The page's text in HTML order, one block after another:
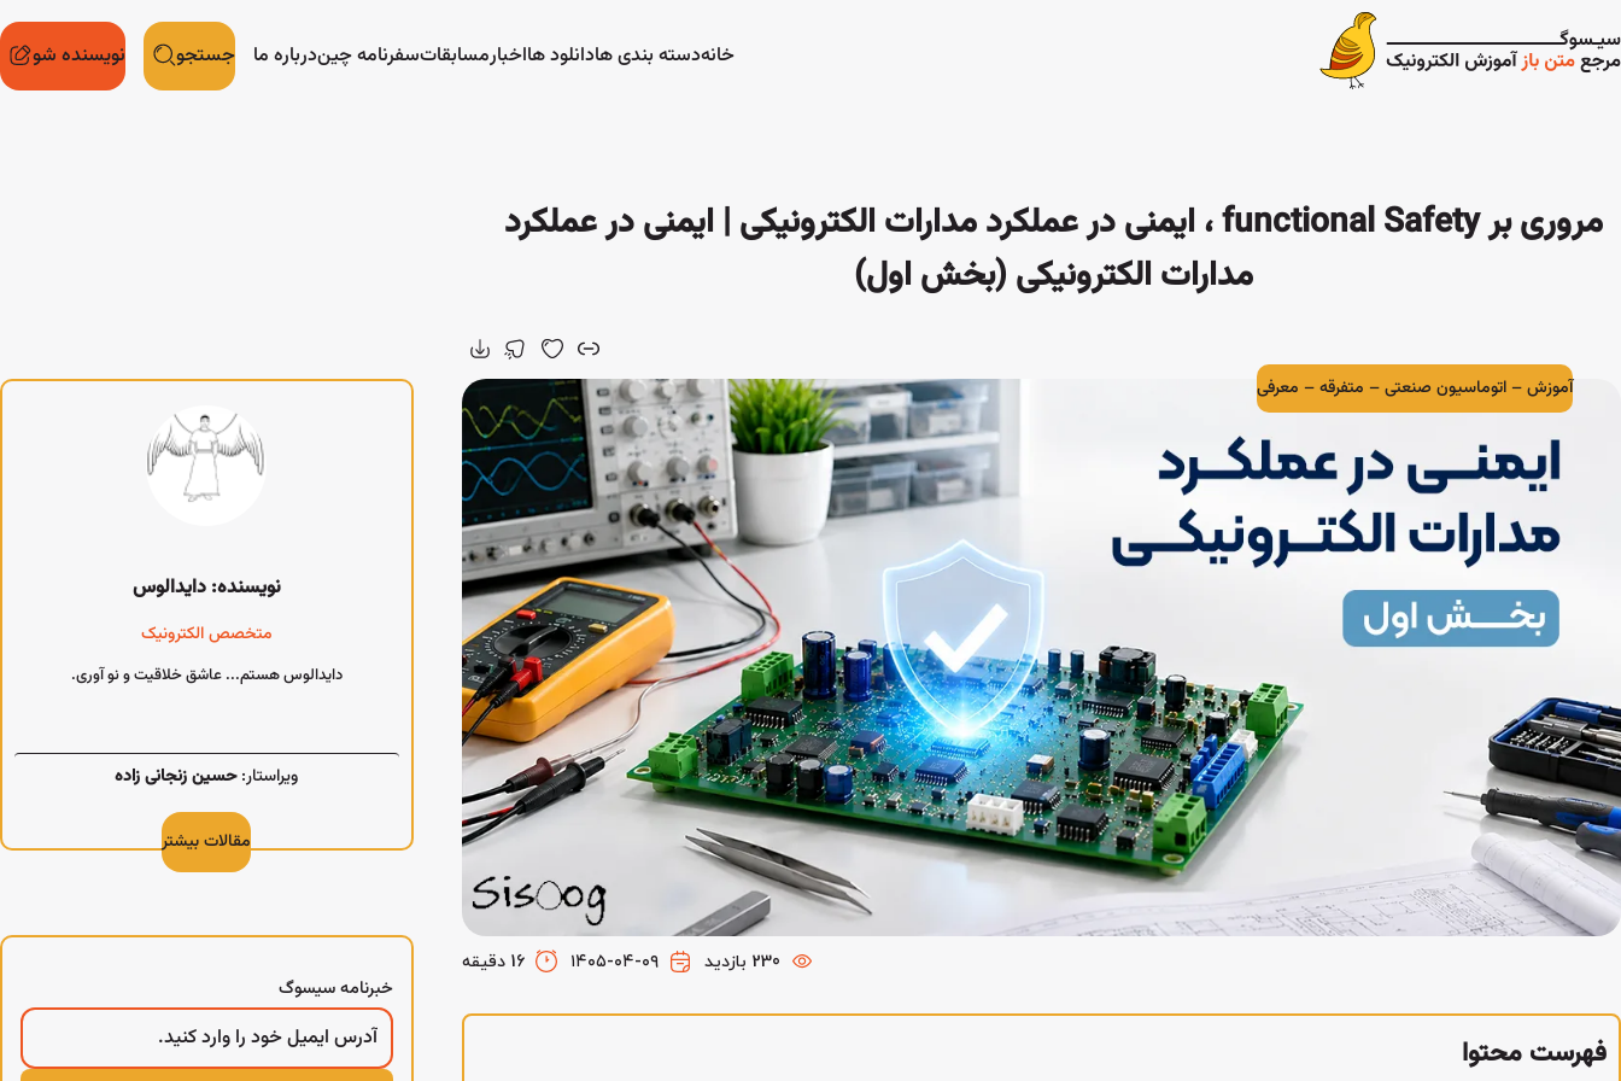
خانهدسته بندی هادانلود هااخبارمسابقاتسفرنامه چیندرباره ما جستجو نویسنده شو
مروری بر functional Safety ، ایمنی در عملکرد مدارات الکترونیکی | ایمنی در عملکرد
مدارات الکترونیکی (بخش اول)
آموزش– اتوماسیون صنعتی– متفرقه– معرفی
230 بازدید ۱۴۰۵-۰۴-۰۹ 16 دقیقه
فهرست محتوا
نویسنده: دایدالوس
متخصص الکترونیک
دایدالوس هستم... عاشق خلاقیت و نو آوری.
ویراستار: حسین زنجانی زاده
مقالات بیشتر
خبرنامه سیسوگ